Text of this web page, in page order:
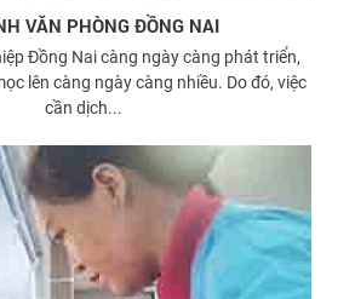
VĂN PHÒNG ĐỒNG NAI
Đồng Nai càng ngày càng phát triển,
lên càng ngày càng nhiều. Do đó, việc
cần dịch...